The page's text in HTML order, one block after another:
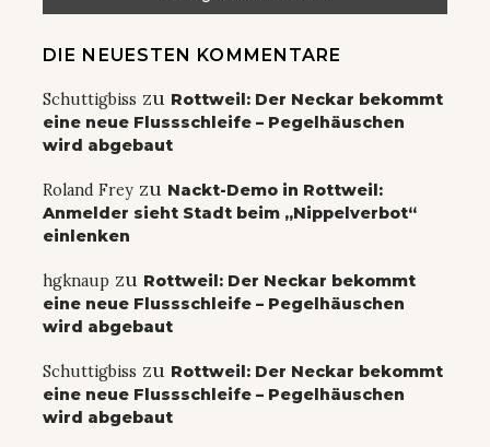
DIE NEUESTEN KOMMENTARE
Schuttigbiss zu Rottweil: Der Neckar bekommt
eine neue Flussschleife – Pegelhäuschen
wird abgebaut
Roland Frey zu Nackt-Demo in Rottweil:
Anmelder sieht Stadt beim „Nippelverbot“
einlenken
hgknaup zu Rottweil: Der Neckar bekommt
eine neue Flussschleife – Pegelhäuschen
wird abgebaut
Schuttigbiss zu Rottweil: Der Neckar bekommt
eine neue Flussschleife – Pegelhäuschen
wird abgebaut